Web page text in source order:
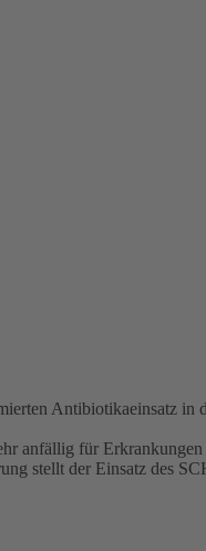
Antibiotikaeinsatz in
anfällig für
stellt der Einsatz des